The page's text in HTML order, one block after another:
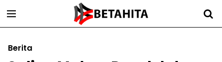
Berita